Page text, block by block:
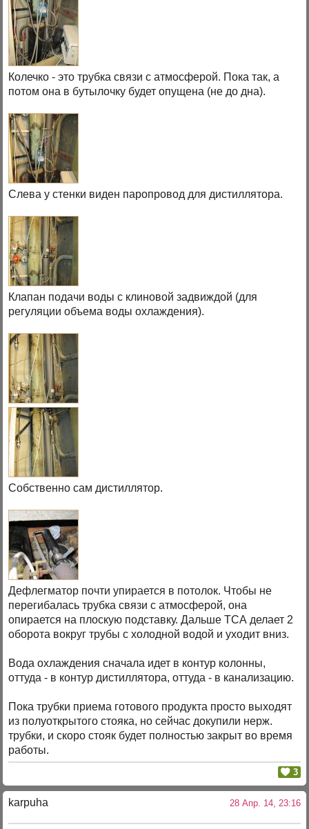
Колечко - это трубка связи с атмосферой. Пока так, а
потом она в бутылочку будет опущена (не до дна).
Слева у стенки виден паропровод для дистиллятора.
Клапан подачи воды с клиновой задвиждой (для
регуляции объема воды охлаждения).
Собственно сам дистиллятор.
Дефлегматор почти упирается в потолок. Чтобы не
перегибалась трубка связи с атмосферой, она
опирается на плоскую подставку. Дальше ТСА делает 2
оборота вокруг трубы с холодной водой и уходит вниз.
Вода охлаждения сначала идет в контур колонны,
оттуда - в контур дистиллятора, оттуда - в канализацию.
Пока трубки приема готового продукта просто выходят
из полуоткрытого стояка, но сейчас докупили нерж.
трубки, и скоро стояк будет полностью закрыт во время
работы.
3
karpuha 28 Апр. 14, 23:16